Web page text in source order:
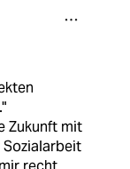
Zukunft mit
Sozialarbeit